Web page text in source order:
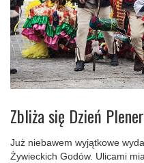
Zbliża się Dzień
Już niebawem wyjątkowe
Żywieckich Godów. Ulicami